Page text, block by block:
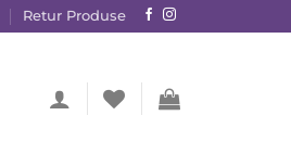
Retur Produse